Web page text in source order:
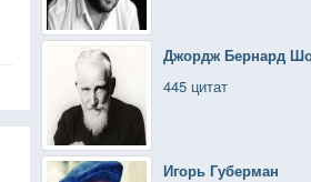
Джордж Бернард
445 цитат
Игорь Губерман